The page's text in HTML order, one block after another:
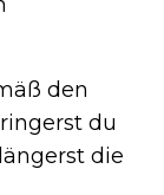
den
du
die